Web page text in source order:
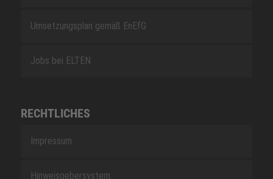
Umsetzungsplan gemäß EnEfG
Jobs bei ELTEN
RECHTLICHES
Impressum
Hinweisgebersystem